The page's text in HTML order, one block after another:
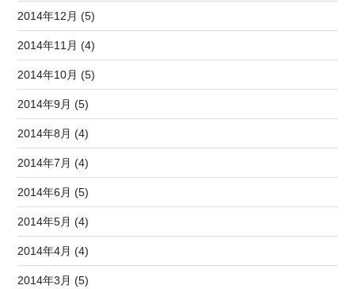
2014年12月 (5)
2014年11月 (4)
2014年10月 (5)
2014年9月 (5)
2014年8月 (4)
2014年7月 (4)
2014年6月 (5)
2014年5月 (4)
2014年4月 (4)
2014年3月 (5)